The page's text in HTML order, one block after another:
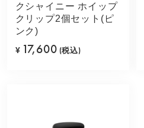
クシャイニー ホイップ
クリップ2個セット(ピ
ンク)
¥ 17,600 (税込)